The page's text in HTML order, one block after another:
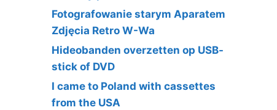
Fotografowanie starym Aparatem
Zdjęcia Retro W-Wa
Hideobanden overzetten op USB-
stick of DVD
I came to Poland with cassettes
from the USA